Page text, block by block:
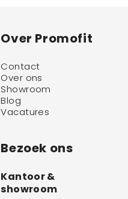
Over Promofit
Contact
Over ons
Showroom
Blog
Vacatures
Bezoek ons
Kantoor &
showroom